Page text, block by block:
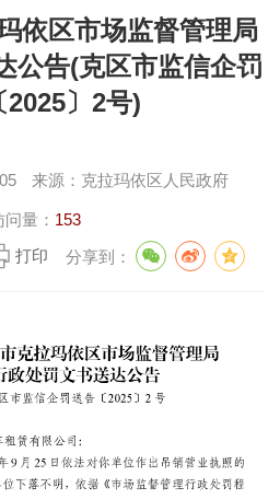
依区市场监督管理局
公告(克区市监信企罚
2025〕2号)
来源： 克拉玛依区人民政府
问量： 153
打印 分享到：